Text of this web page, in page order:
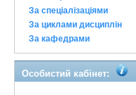
За спеціалізаціями
За циклами дисциплін
За кафедрами
Особистий кабінет: